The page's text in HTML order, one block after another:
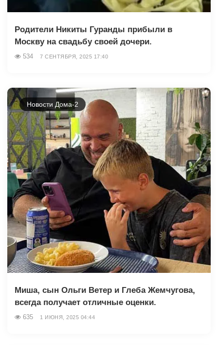
Родители Никиты Гуранды прибыли в
Москву на свадьбу своей дочери.
534 7 СЕНТЯБРЯ, 2025 17:40
Новости Дома-2
Миша, сын Ольги Ветер и Глеба Жемчугова,
всегда получает отличные оценки.
635 1 ИЮНЯ, 2025 04:44